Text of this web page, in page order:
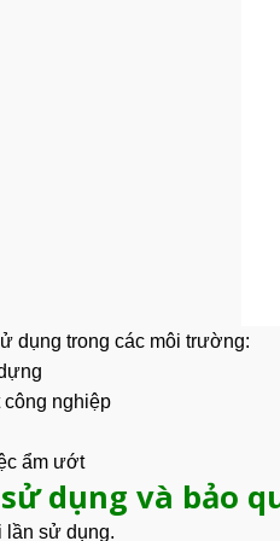
dụng trong các môi trường:
công nghiệp
ẩm ướt
dụng và bảo
lần sử dụng.